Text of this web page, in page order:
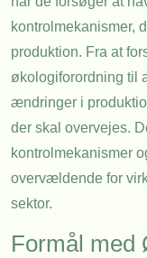
kontrolmekanismer,
produktion. Fra at
økologiforordning til
ændringer i
der skal overvejes.
kontrolmekanismer
overvældende for
sektor.
Formål med